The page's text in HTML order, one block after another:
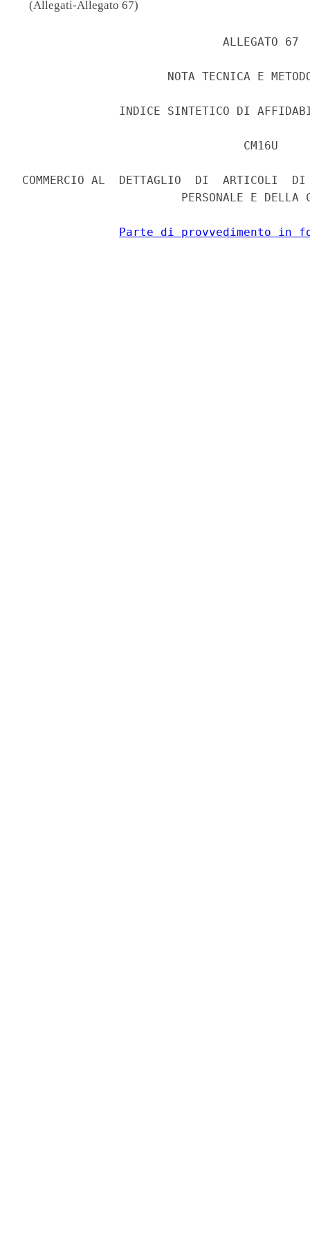
(Allegati-Allegato 67)
                             ALLEGATO 67
NOTA TECNICA E
INDICE SINTETICO DI
                                CM16U
COMMERCIO AL  DETTAGLIO  DI  ARTICOLI
PERSONALE E DELLA
Parte di provvedimento in